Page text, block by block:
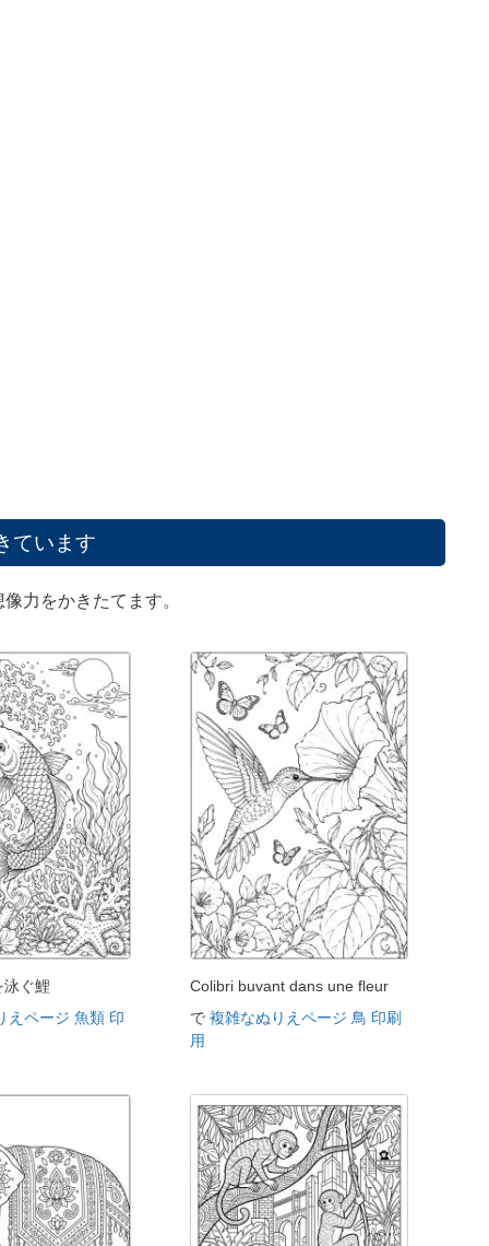
ています
力をかきたてます。
泳ぐ鯉
えページ 魚類 印
Colibri buvant dans une fleur
で複雑なぬりえページ 鳥 印刷
用